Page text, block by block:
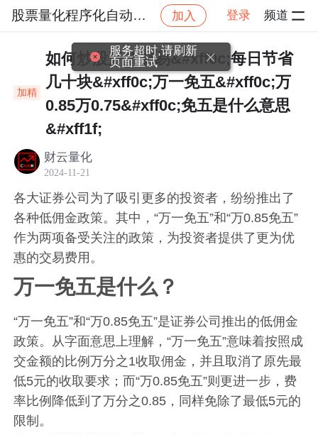
股票量化程序化自动交易接口 加入 登录 频道
股票量化程序化自动交易接口 开通股票账户
加精
如何炒股开户交易&#xff0c;每日节省
几十块&#xff0c;万一免五&#xff0c;万
0.85万0.75&#xff0c;免五是什么意思
&#xff1f;
财云量化
2024-11-21
各大证券公司为了吸引更多的投资者，纷纷推出了
各种低佣金政策。其中，“万一免五”和“万0.85免五”
作为两项备受关注的政策，为投资者提供了更为优
惠的交易费用。
万一免五是什么？
“万一免五”和“万0.85免五”是证券公司推出的低佣金
政策。从字面意思上理解，“万一免五”意味着按照成
交金额的比例万分之1收取佣金，并且取消了原先最
低5元的收取要求；而“万0.85免五”则更进一步，费
率比例降低到了万分之0.85，同样免除了最低5元的
限制。
服务超时,请刷新
页面重试